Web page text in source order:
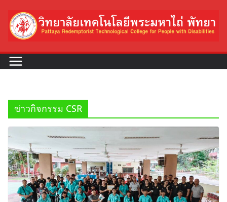
content
ข่าวกิจกรรม CSR